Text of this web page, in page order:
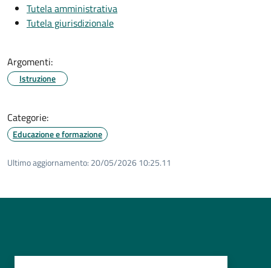
Tutela amministrativa
Tutela giurisdizionale
Argomenti:
Istruzione
Categorie:
Educazione e formazione
Ultimo aggiornamento: 20/05/2026 10:25.11